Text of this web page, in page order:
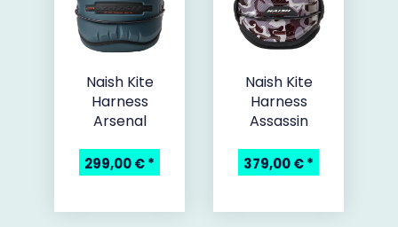
Naish Kite
Harness
Arsenal
299,00 €*
Naish Kite
Harness
Assassin
379,00 €*